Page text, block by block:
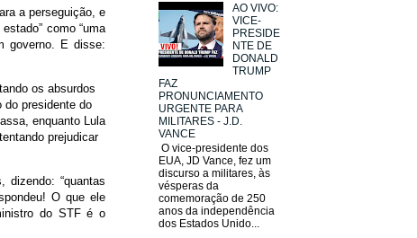
a perseguição, e
como “uma
governo. E disse:
os absurdos
do presidente do
enquanto Lula
prejudicar
dizendo: “quantas
O que ele
do STF é o
AO VIVO:
VICE-
PRESIDE
NTE DE
DONALD
TRUMP
FAZ
PRONUNCIAMENTO
URGENTE PARA
MILITARES - J.D.
VANCE
O vice-presidente dos
EUA, JD Vance, fez um
discurso a militares, às
vésperas da
comemoração de 250
anos da independência
dos Estados Unido...